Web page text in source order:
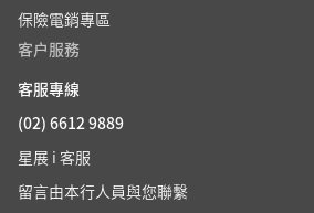
保險電銷專區
客户服務
客服專線
(02) 6612 9889
星展 i 客服
留言由本行人員與您聯繫